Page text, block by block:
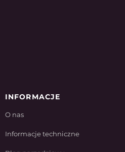
INFORMACJE
O nas
Informacje techniczne